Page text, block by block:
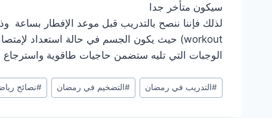
سيكون متأخر جدا
الوجبات التي تليه ستضمن حاجيات طاقوية واسترجاع
#التدريب في رمضان #التضخيم في رمضان #نصائح